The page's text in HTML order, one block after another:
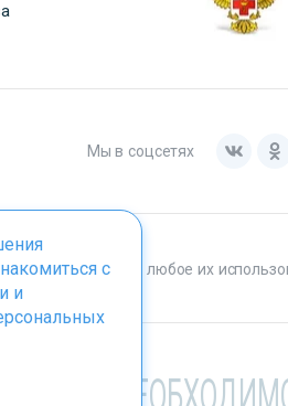
Мы в соцсетях
ООО "Он Клиник", любое их
с
и